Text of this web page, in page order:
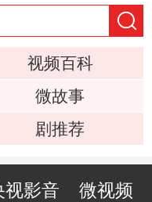
视频百科
微故事
剧推荐
视影音 微视频